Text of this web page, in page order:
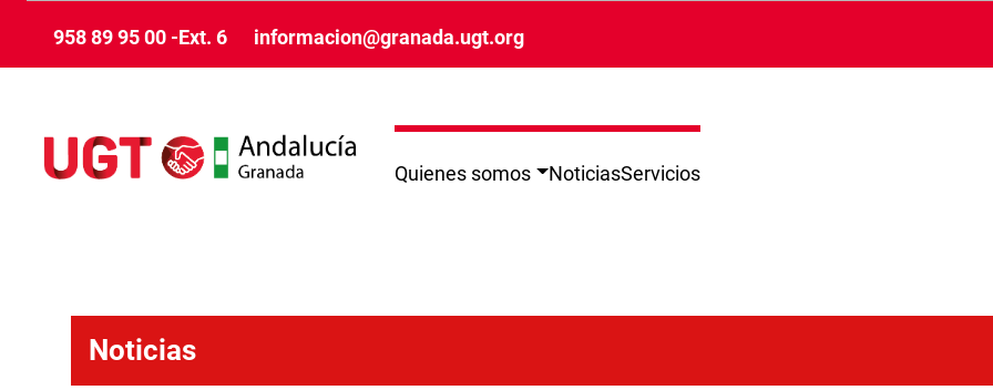
958 89 95 00 -Ext. 6 informacion@granada.ugt.org
Quienes somos NoticiasServicios
Noticias